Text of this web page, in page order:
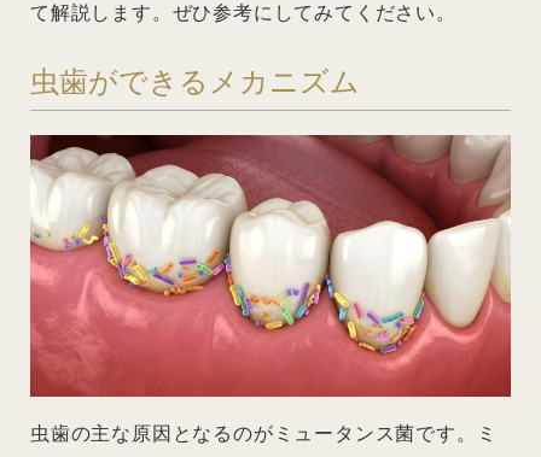
て解説します。ぜひ参考にしてみてください。
虫歯ができるメカニズム
虫歯の主な原因となるのがミュータンス菌です。ミ